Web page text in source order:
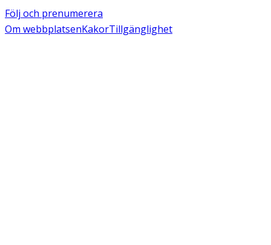
Följ och prenumerera
Om webbplatsenKakorTillgänglighet